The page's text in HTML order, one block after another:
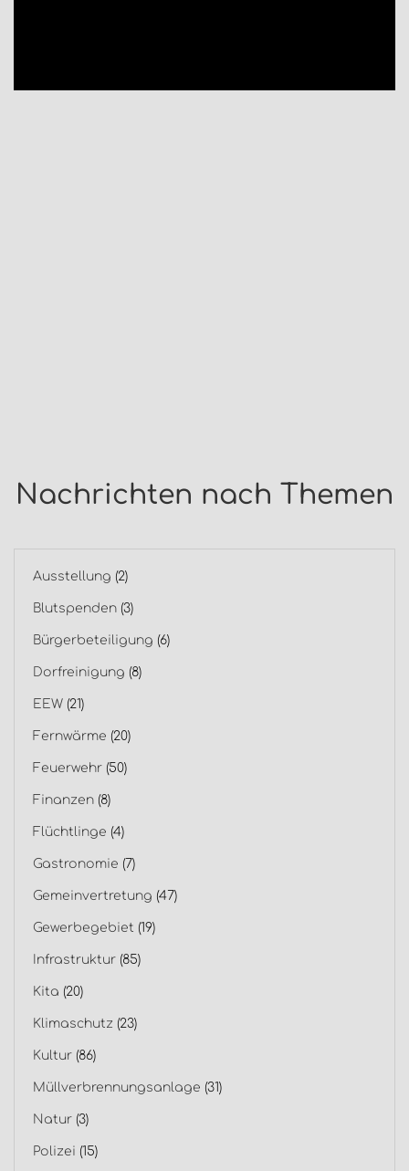
Nachrichten nach Themen
Ausstellung (2)
Blutspenden (3)
Bürgerbeteiligung (6)
Dorfreinigung (8)
EEW (21)
Fernwärme (20)
Feuerwehr (50)
Finanzen (8)
Flüchtlinge (4)
Gastronomie (7)
Gemeinvertretung (47)
Gewerbegebiet (19)
Infrastruktur (85)
Kita (20)
Klimaschutz (23)
Kultur (86)
Müllverbrennungsanlage (31)
Natur (3)
Polizei (15)